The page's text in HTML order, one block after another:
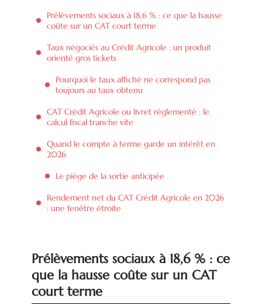
Prélèvements sociaux à 18,6 % : ce que la hausse
coûte sur un CAT court terme
Taux négociés au Crédit Agricole : un produit
orienté gros tickets
Pourquoi le taux affiché ne correspond pas
toujours au taux obtenu
CAT Crédit Agricole ou livret réglementé : le
calcul fiscal tranche vite
Quand le compte à terme garde un intérêt en
2026
Le piège de la sortie anticipée
Rendement net du CAT Crédit Agricole en 2026
: une fenêtre étroite
Prélèvements sociaux à 18,6 % : ce
que la hausse coûte sur un CAT
court terme